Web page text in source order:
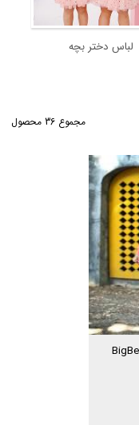
لباس دختر بچه
مجموع 36 محصول